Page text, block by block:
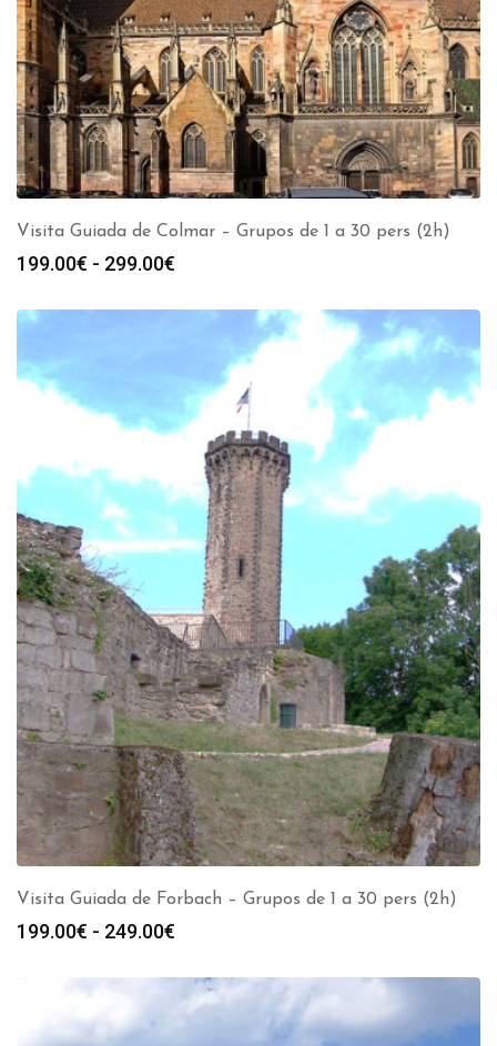
Visita Guiada de Colmar – Grupos de 1 a 30 pers (2h)
199.00€ - 299.00€
precios:
199.00€
hasta
299.00€
Visita Guiada de Forbach – Grupos de 1 a 30 pers (2h)
199.00€ - 249.00€
precios:
desde
199.00€